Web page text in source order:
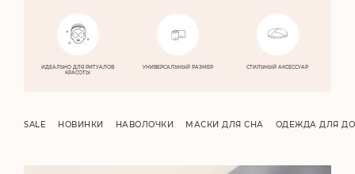
ИДЕАЛЬНО ДЛЯ РИТУАЛОВ
КРАСОТЫ
УНИВЕРСАЛЬНЫЙРАЗМЕР СТИЛЬНЫЙ АКСЕССУАР
SALE НОВИНКИ НАВОЛОЧКИ МАСКИ ДЛЯ СНА ОДЕЖДА ДЛЯ